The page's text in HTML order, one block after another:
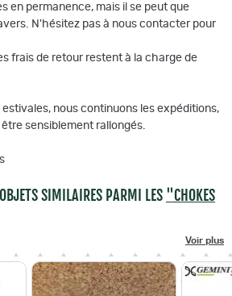
en permanence, mais il se peut que
N'hésitez pas à nous contacter pour
frais de retour restent à la charge de
nous continuons les expéditions,
sensiblement rallongés.
SIMILAIRES PARMI LES "CHOKES
Voir plus